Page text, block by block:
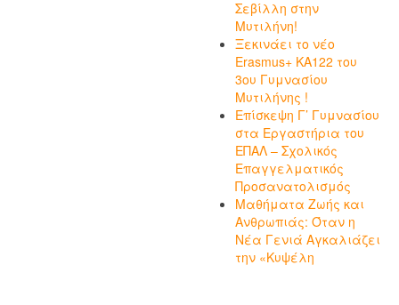
Σεβίλλη στην
Μυτιλήνη!
Ξεκινάει το νέο
Erasmus+ KA122 του
3ου Γυμνασίου
Μυτιλήνης !
Επίσκεψη Γ’ Γυμνασίου
στα Εργαστήρια του
ΕΠΑΛ – Σχολικός
Επαγγελματικός
Προσανατολισμός
Μαθήματα Ζωής και
Ανθρωπιάς: Όταν η
Νέα Γενιά Αγκαλιάζει
την «Κυψέλη